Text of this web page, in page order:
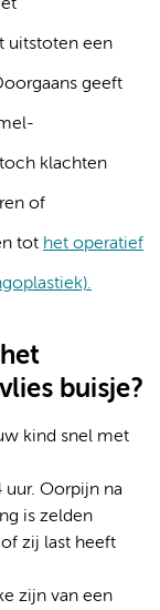
uitstoten een
geeft
klachten
of
tot het operatief
buisje?
kind snel met
Oorpijn na
is zelden
zij last heeft
zijn van een